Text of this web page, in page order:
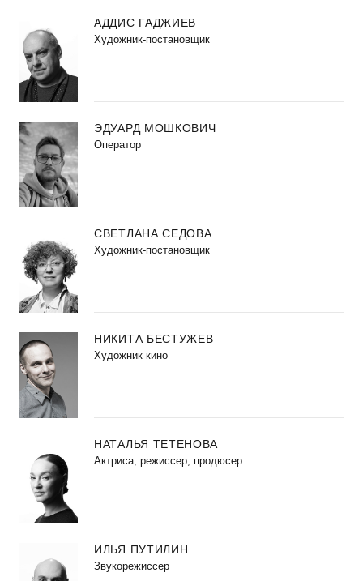
АДДИС ГАДЖИЕВ
Художник-постановщик
ЭДУАРД МОШКОВИЧ
Оператор
СВЕТЛАНА СЕДОВА
Художник-постановщик
НИКИТА БЕСТУЖЕВ
Художник кино
НАТАЛЬЯ ТЕТЕНОВА
Актриса, режиссер, продюсер
ИЛЬЯ ПУТИЛИН
Звукорежиссер